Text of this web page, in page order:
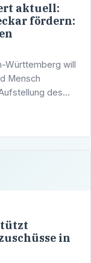
aktuell:
fördern:
Württemberg will
Mensch
des
in